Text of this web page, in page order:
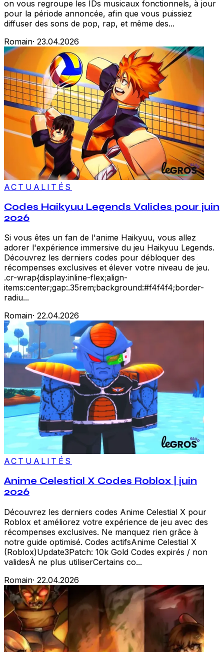
on vous regroupe les IDs musicaux fonctionnels, à jour
pour la période annoncée, afin que vous puissiez
diffuser des sons de pop, rap, et même des...
Romain· 23.04.2026
ACTUALITÉS
Codes Haikyuu Legends Valides pour juin
2026
Si vous êtes un fan de l'anime Haikyuu, vous allez
adorer l'expérience immersive du jeu Haikyuu Legends.
Découvrez les derniers codes pour débloquer des
récompenses exclusives et élever votre niveau de jeu.
.cr-wrap{display:inline-flex;align-
items:center;gap:.35rem;background:#f4f4f4;border-
radiu...
Romain· 22.04.2026
ACTUALITÉS
Anime Celestial X Codes Roblox | juin
2026
Découvrez les derniers codes Anime Celestial X pour
Roblox et améliorez votre expérience de jeu avec des
récompenses exclusives. Ne manquez rien grâce à
notre guide optimisé. Codes actifsAnime Celestial X
(Roblox)Update3Patch: 10k Gold Codes expirés / non
validesÀ ne plus utiliserCertains co...
Romain· 22.04.2026